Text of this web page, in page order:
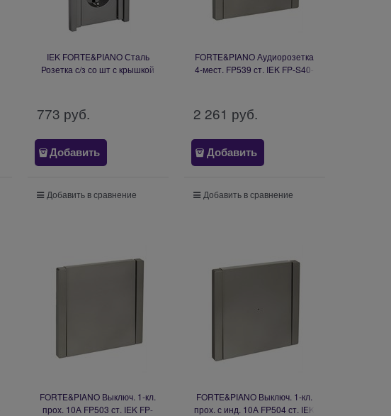
IEK FORTE&PIANO Сталь
Розетка с/з со шт с крышкой
773 руб.
Добавить
Добавить в сравнение
FORTE&PIANO Аудиорозетка
4-мест. FP539 ст. IEK FP-S40-
2 261 руб.
Добавить
Добавить в сравнение
FORTE&PIANO Выключ. 1-кл.
прох. 10А FP503 ст. IEK FP-
FORTE&PIANO Выключ. 1-кл.
прох. с инд. 10А FP504 ст. IEK